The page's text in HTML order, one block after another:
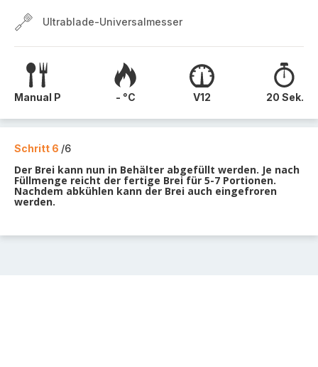
Ultrablade-Universalmesser
Manual P - °C V12 20 Sek.
Schritt 6 /6
Der Brei kann nun in Behälter abgefüllt werden. Je nach
Füllmenge reicht der fertige Brei für 5-7 Portionen.
Nachdem abkühlen kann der Brei auch eingefroren
werden.